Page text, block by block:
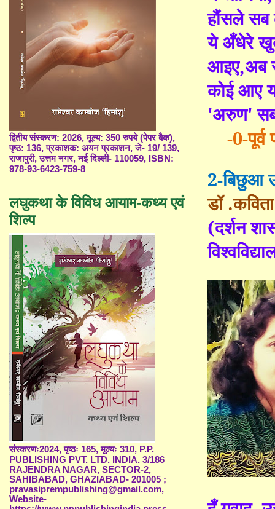
हौंसले
ये अँधेरे
आइए,अब
कोई आए
'अरुण'
-0-पूर्व
2-बिछुआ
डॉ.
(दर्शन
द्वितीय संस्करण: 2026, मूल्य: 350 रुपये (पेपर बैक),
पृष्ठ: 136, प्रकाशक: अयन प्रकाशन, जे- 19/ 139,
राजापुरी, उत्तम नगर, नई दिल्ली- 110059, ISBN:
978-93-6423-759-8
लघुकथा के विविध आयाम-कथ्य एवं
शिल्प
संस्करणः2024, पृष्ठः 165, मूल्यः 310, P.P.
PUBLISHING PVT. LTD. INDIA. 3/186
RAJENDRA NAGAR, SECTOR-2,
SAHIBABAD, GHAZIABAD- 201005 ;
pravasiprempublishing@gmail.com,
Website-